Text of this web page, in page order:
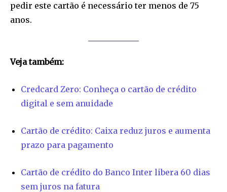
pedir este cartão é necessário ter menos de 75
anos.
Veja também:
Credcard Zero: Conheça o cartão de crédito
digital e sem anuidade
Cartão de crédito: Caixa reduz juros e aumenta
prazo para pagamento
Cartão de crédito do Banco Inter libera 60 dias
sem juros na fatura